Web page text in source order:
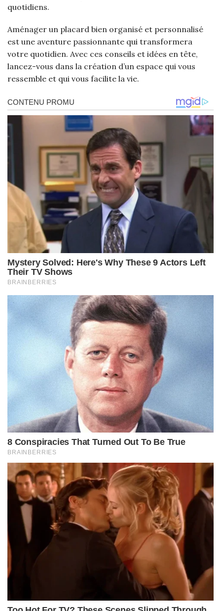
quotidiens.
Aménager un placard bien organisé et personnalisé
est une aventure passionnante qui transformera
votre quotidien. Avec ces conseils et idées en tête,
lancez-vous dans la création d’un espace qui vous
ressemble et qui vous facilite la vie.